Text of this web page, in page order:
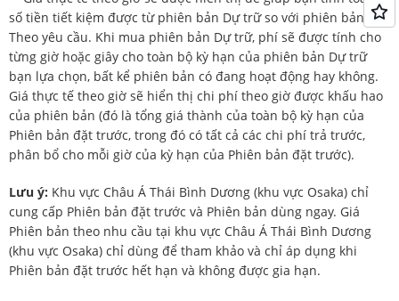
số tiền tiết kiệm được từ phiên bản Dự trữ so với phiên bản
Theo yêu cầu. Khi mua phiên bản Dự trữ, phí sẽ được tính cho
từng giờ hoặc giây cho toàn bộ kỳ hạn của phiên bản Dự trữ
bạn lựa chọn, bất kể phiên bản có đang hoạt động hay không.
Giá thực tế theo giờ sẽ hiển thị chi phí theo giờ được khấu hao
của phiên bản (đó là tổng giá thành của toàn bộ kỳ hạn của
Phiên bản đặt trước, trong đó có tất cả các chi phí trả trước,
phân bổ cho mỗi giờ của kỳ hạn của Phiên bản đặt trước).
Lưu ý: Khu vực Châu Á Thái Bình Dương (khu vực Osaka) chỉ
cung cấp Phiên bản đặt trước và Phiên bản dùng ngay. Giá
Phiên bản theo nhu cầu tại khu vực Châu Á Thái Bình Dương
(khu vực Osaka) chỉ dùng để tham khảo và chỉ áp dụng khi
Phiên bản đặt trước hết hạn và không được gia hạn.